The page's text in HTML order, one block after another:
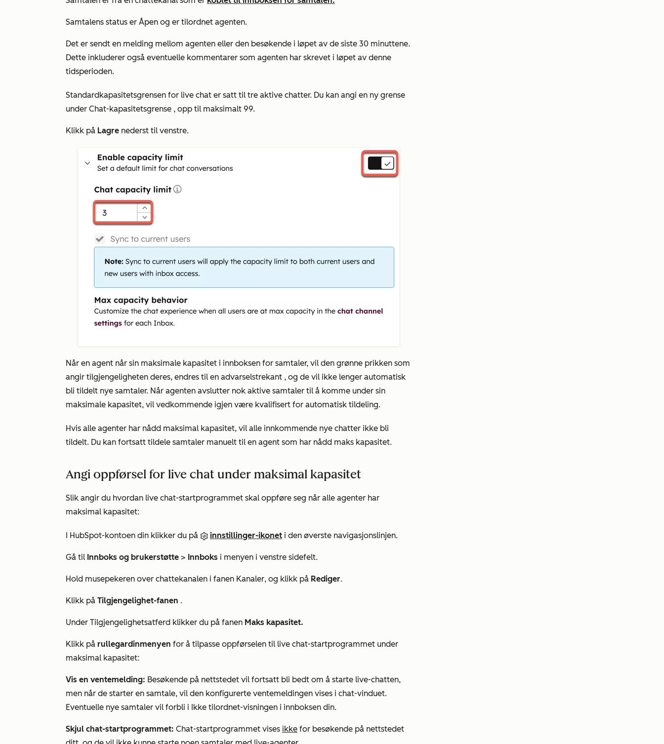
Samtalens status er Åpen og er tilordnet agenten.
Det er sendt en melding mellom agenten eller den besøkende i løpet av de siste 30 minuttene.
Dette inkluderer også eventuelle kommentarer som agenten har skrevet i løpet av denne
tidsperioden.
Standardkapasitetsgrensen for live chat er satt til tre aktive chatter. Du kan angi en ny grense
under Chat-kapasitetsgrense , opp til maksimalt 99.
Klikk på Lagre nederst til venstre.
Når en agent når sin maksimale kapasitet i innboksen for samtaler, vil den grønne prikken som
angir tilgjengeligheten deres, endres til en advarselstrekant , og de vil ikke lenger automatisk
bli tildelt nye samtaler. Når agenten avslutter nok aktive samtaler til å komme under sin
maksimale kapasitet, vil vedkommende igjen være kvalifisert for automatisk tildeling.
Hvis alle agenter har nådd maksimal kapasitet, vil alle innkommende nye chatter ikke bli
tildelt. Du kan fortsatt tildele samtaler manuelt til en agent som har nådd maks kapasitet.
Angi oppførsel for live chat under maksimal kapasitet
Slik angir du hvordan live chat-startprogrammet skal oppføre seg når alle agenter har
maksimal kapasitet:
I HubSpot-kontoen din klikker du på innstillinger-ikonet i den øverste navigasjonslinjen.
Gå til Innboks og brukerstøtte > Innboks i menyen i venstre sidefelt.
Hold musepekeren over chattekanalen i fanen Kanaler, og klikk på Rediger.
Klikk på Tilgjengelighet-fanen .
Under Tilgjengelighetsatferd klikker du på fanen Maks kapasitet.
Klikk på rullegardinmenyen for å tilpasse oppførselen til live chat-startprogrammet under
maksimal kapasitet:
Vis en ventemelding: Besøkende på nettstedet vil fortsatt bli bedt om å starte live-chatten,
men når de starter en samtale, vil den konfigurerte ventemeldingen vises i chat-vinduet.
Eventuelle nye samtaler vil forbli i Ikke tilordnet-visningen i innboksen din.
Skjul chat-startprogrammet: Chat-startprogrammet vises ikke for besøkende på nettstedet